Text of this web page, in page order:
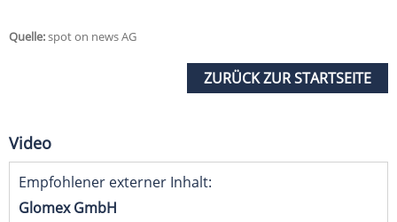
Quelle:spot on news AG
ZURÜCK ZUR STARTSEITE
Video
Empfohlener externer Inhalt:
Glomex GmbH